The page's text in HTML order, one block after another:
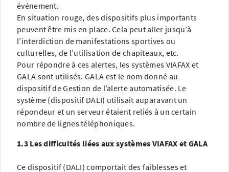
événement.
En situation rouge, des dispositifs plus importants
peuvent être mis en place. Cela peut aller jusqu’à
l’interdiction de manifestations sportives ou
culturelles, de l’utilisation de chapiteaux, etc.
Pour répondre à ces alertes, les systèmes VIAFAX et
GALA sont utilisés. GALA est le nom donné au
dispositif de Gestion de l’alerte automatisée. Le
système (dispositif DALI) utilisait auparavant un
répondeur et un serveur étaient reliés à un certain
nombre de lignes téléphoniques.
1.3 Les difficultés liées aux systèmes VIAFAX et GALA
Ce dispositif (DALI) comportait des faiblesses et